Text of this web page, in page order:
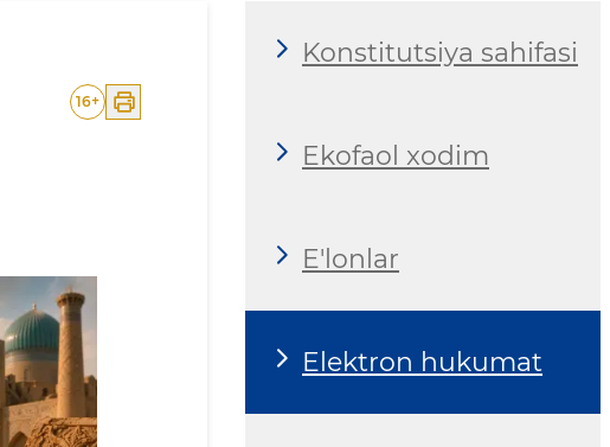
16+
Konstitutsiya sahifasi
Ekofaol xodim
E'lonlar
Elektron hukumat